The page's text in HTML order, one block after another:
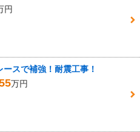
円
スで補強！耐震工事！
万円